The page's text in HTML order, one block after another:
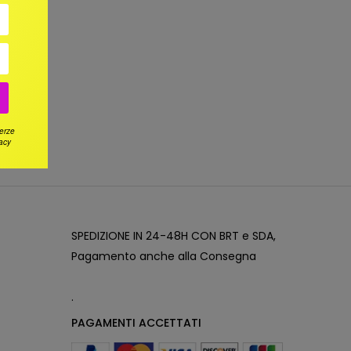
SPEDIZIONE IN 24-48H CON BRT e SDA,
Pagamento anche alla Consegna
.
PAGAMENTI ACCETTATI